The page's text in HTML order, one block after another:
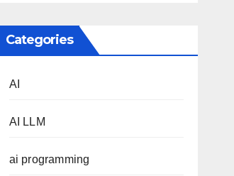
Categories
AI
AI LLM
ai programming